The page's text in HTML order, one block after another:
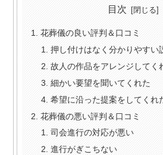
目次
花葬儀の良い評判＆口コミ
押し付けはなく分かりやすい
故人の作品をアレンジしてく
細かい要望を聞いてくれた
希望に沿った提案をしてくれ
花葬儀の悪い評判＆口コミ
司会進行の対応が悪い
進行がぎこちない